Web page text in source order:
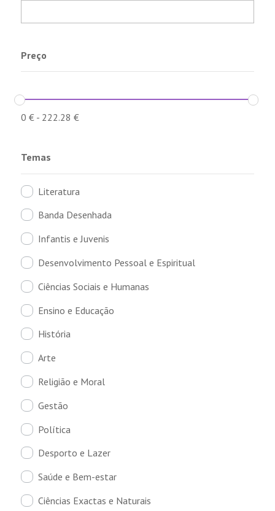
Preço
0 €- 222.28 €
Temas
Literatura
Banda Desenhada
Infantis e Juvenis
Desenvolvimento Pessoal e Espiritual
Ciências Sociais e Humanas
Ensino e Educação
História
Arte
Religião e Moral
Gestão
Política
Desporto e Lazer
Saúde e Bem-estar
Ciências Exactas e Naturais